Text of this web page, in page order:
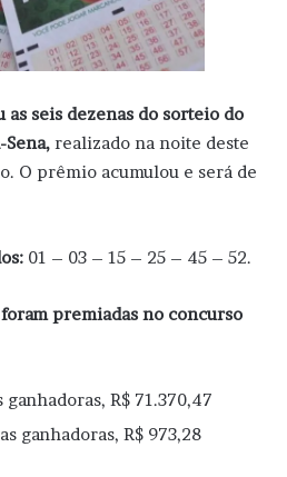
as seis dezenas do sorteio do
Sena, realizado na noite deste
O prêmio acumulou e será de
01 – 03 – 15 – 25 – 45 – 52.
premiadas no concurso
ganhadoras, R$ 71.370,47
ganhadoras, R$ 973,28